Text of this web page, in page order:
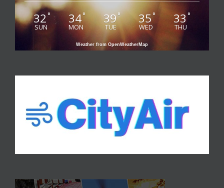
32°
SUN
34°
MON
39°
TUE
35°
WED
33 °
THU
Weather from OpenWeatherMap